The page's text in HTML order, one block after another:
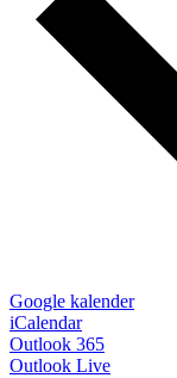
Google kalender
iCalendar
Outlook 365
Outlook Live